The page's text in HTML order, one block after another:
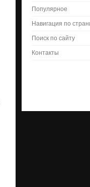
Популярное
Навигация по
Поиск по сайту
Контакты